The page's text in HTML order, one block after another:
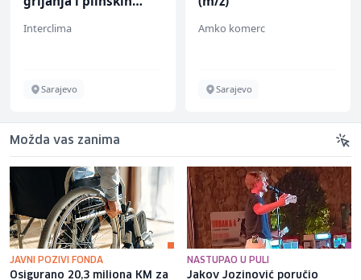
Interclima
Sarajevo
Amko komerc
Sarajevo
Možda vas zanima
JAVNI POZIVI FONDA
Osigurano 20,3 miliona KM za
NASTUPAO U PULI
Jakov Jozinović poručio